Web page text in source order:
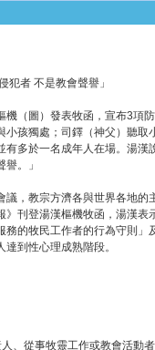
犯者 不是教會聲譽」
機（圖）發表牧函，宣布3項
孩獨處；司鐸（神父）聽取
多於一名成年人在場。湯漢
。」
，教宗方濟各與世界各地的
刊登湯漢樞機牧函，湯漢表
的牧民工作者的行為守則」
到性心理成熟階段。
、從事牧靈工作或教會活動